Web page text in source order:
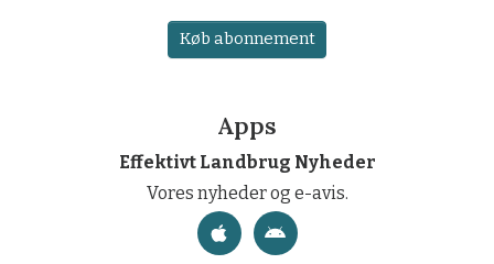
Køb abonnement
Apps
Effektivt Landbrug Nyheder
Vores nyheder og e-avis.